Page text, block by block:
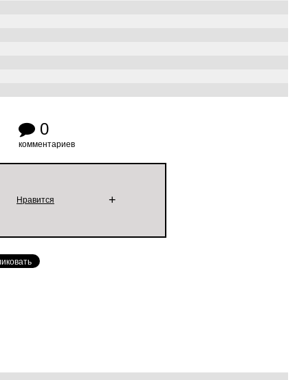
0
комментариев
Нравится +